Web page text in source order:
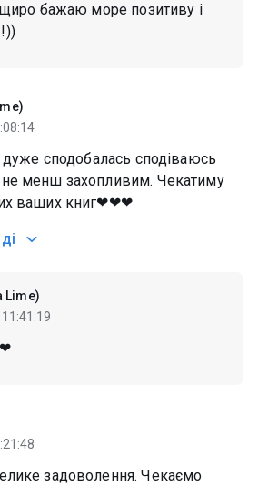
щиро бажаю море позитиву і
дуже сподобалась сподіваюсь
менш захопливим. Чекатиму
ваших книг❤❤❤
Lime)
задоволення. Чекаємо